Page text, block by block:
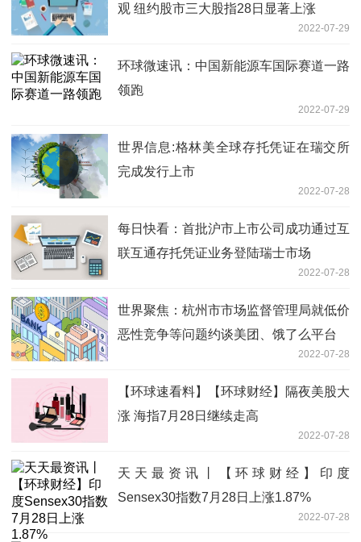
观 纽约股市三大股指28日显著上涨
2022-07-29
环球微速讯：中国新能源车国际赛道一路
领跑
2022-07-29
世界信息:格林美全球存托凭证在瑞交所
完成发行上市
2022-07-28
每日快看：首批沪市上市公司成功通过互
联互通存托凭证业务登陆瑞士市场
2022-07-28
世界聚焦：杭州市市场监督管理局就低价
恶性竞争等问题约谈美团、饿了么平台
2022-07-28
【环球速看料】【环球财经】隔夜美股大
涨 海指7月28日继续走高
2022-07-28
天天最资讯丨【环球财经】印度
Sensex30指数7月28日上涨1.87%
2022-07-28